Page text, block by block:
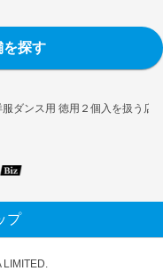
ダンス用 徳用２個入を扱う店
を探す
プ